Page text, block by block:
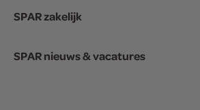
SPAR zakelijk
SPAR nieuws & vacatures